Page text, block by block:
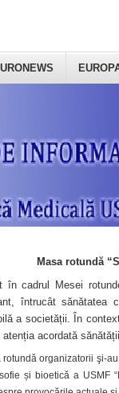
Masa rotundă
în cadrul Mesei
întrucât sănătatea
a societății. În
acordată
rotundă organizatorii şi-
și bioetică a USMF